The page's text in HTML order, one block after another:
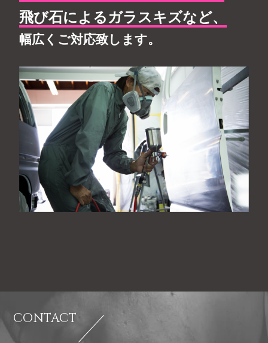
飛び石によるガラスキズなど、
幅広くご対応致します。
CONTACT